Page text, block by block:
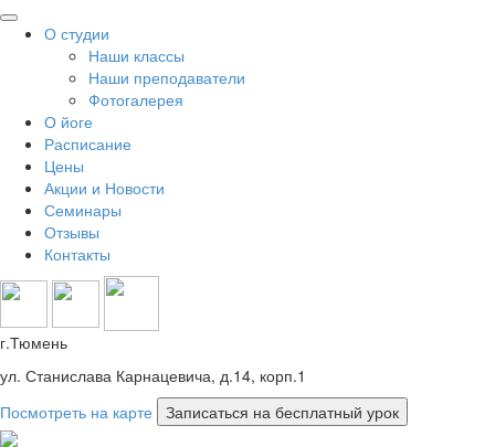
О студии
Наши классы
Наши преподаватели
Фотогалерея
О йоге
Расписание
Цены
Акции и Новости
Семинары
Отзывы
Контакты
г.Тюмень
ул. Станислава Карнацевича, д.14, корп.1
Посмотреть на карте